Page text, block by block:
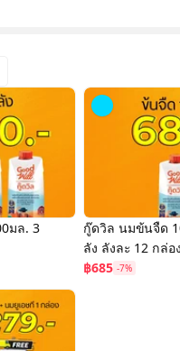
มล. 3
กู๊ดวิล นมข้นจืด
ลัง ลังละ 12 กล่อง
฿685 -7%